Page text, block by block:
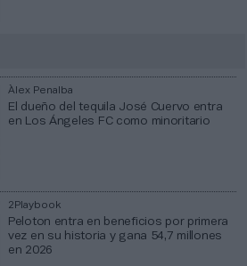
Àlex Penalba
El dueño del tequila José Cuervo entra
en Los Ángeles FC como minoritario
2Playbook
Peloton entra en beneficios por primera
vez en su historia y gana 54,7 millones
en 2026